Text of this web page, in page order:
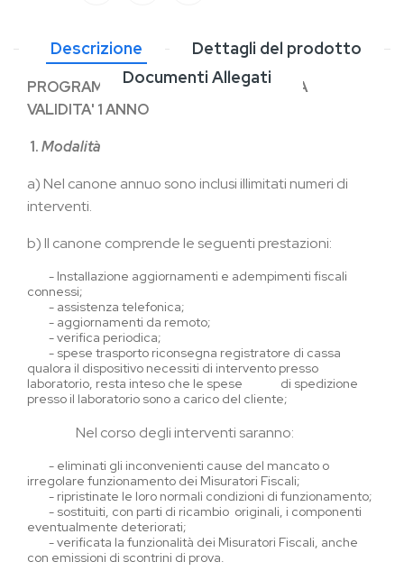
Descrizione
Dettagli del prodotto
Documenti Allegati
PROGRAMMA DI ASSISTENZA TECNICA
VALIDITA' 1 ANNO
1.Modalità
a)Nel canone annuo sono inclusi illimitati numeri di
interventi.
b)Il canone comprende le seguenti prestazioni:
- Installazione aggiornamenti e adempimenti fiscali
connessi;
- assistenza telefonica;
- aggiornamenti da remoto;
-verifica periodica;
- spese trasporto riconsegna registratore di cassa
qualora il dispositivo necessiti di intervento presso
laboratorio, resta inteso che le spese di spedizione
presso il laboratorio sono a carico del cliente;
Nel corso degli interventi saranno:
- eliminati gli inconvenienti cause del mancato o
irregolare funzionamento dei Misuratori Fiscali;
- ripristinate le loro normali condizioni di funzionamento;
- sostituiti, con parti di ricambio originali, i componenti
eventualmente deteriorati;
-verificata la funzionalità dei Misuratori Fiscali, anche
con emissioni di scontrini di prova.